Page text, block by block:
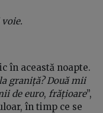
în această noapte.
graniță? Două mii
de euro, frățioare”,
în timp ce se